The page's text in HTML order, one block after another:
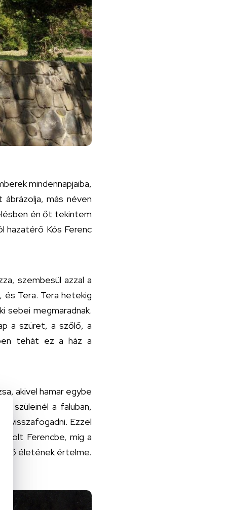
mindennapjaiba,
más néven
én őt tekintem
hazatérő Kós Ferenc
szembesül azzal a
Tera. Tera hetekig
sebei megmaradnak.
a szüret, a szőlő, a
tehát ez a ház a
akivel hamar egybe
szüleinél a faluban,
visszafogadni. Ezzel
volt Ferencbe, míg a
ő életének értelme.